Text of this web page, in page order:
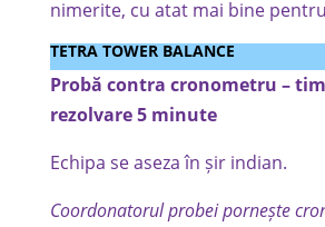
nimerite, cu atat mai bine
TETRA TOWER BALANCE
Probă contra cronometru –
rezolvare 5 minute
Echipa se aseza în șir indian.
Coordonatorul probei pornește